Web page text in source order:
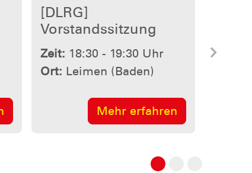
Ort: Leimen (Baden)
Mehr erfahren